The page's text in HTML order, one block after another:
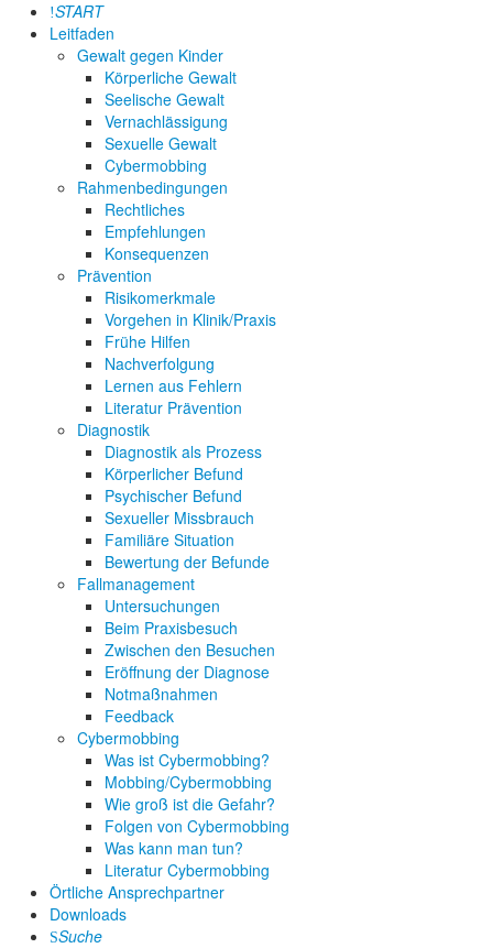
START
Leitfaden
Gewalt gegen Kinder
Körperliche Gewalt
Seelische Gewalt
Vernachlässigung
Sexuelle Gewalt
Cybermobbing
Rahmenbedingungen
Rechtliches
Empfehlungen
Konsequenzen
Prävention
Risikomerkmale
Vorgehen in Klinik/Praxis
Frühe Hilfen
Nachverfolgung
Lernen aus Fehlern
Literatur Prävention
Diagnostik
Diagnostik als Prozess
Körperlicher Befund
Psychischer Befund
Sexueller Missbrauch
Familiäre Situation
Bewertung der Befunde
Fallmanagement
Untersuchungen
Beim Praxisbesuch
Zwischen den Besuchen
Eröffnung der Diagnose
Notmaßnahmen
Feedback
Cybermobbing
Was ist Cybermobbing?
Mobbing/Cybermobbing
Wie groß ist die Gefahr?
Folgen von Cybermobbing
Was kann man tun?
Literatur Cybermobbing
Örtliche Ansprechpartner
Downloads
Suche